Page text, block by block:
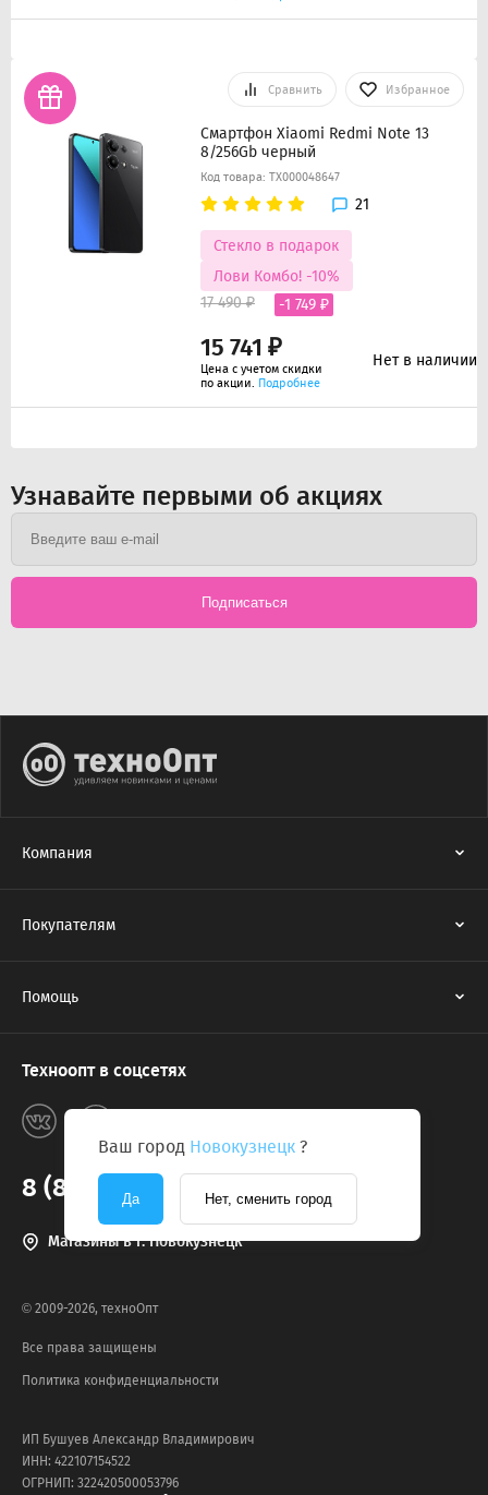
Сравнить Избранное
Смартфон Xiaomi Redmi Note 13
8/256Gb черный
Код товара: ТХ000048647
21
Стекло в подарок
Лови Комбо! -10%
15 741 ₽
17 490 ₽ -1 749 ₽
Цена с учетом скидки
по акции. Подробнее
Нет в наличии
Узнавайте первыми об акциях
Подписаться
Ваш город Новокузнецк ?
Да Нет, сменить город
Компания
Покупателям
Помощь
Техноопт в соцсетях
8 (800) 775-2131
Магазины в г. Новокузнецк
© 2009-2026, техноОпт
Все права защищены
Политика конфиденциальности
ИП Бушуев Александр Владимирович
ИНН: 422107154522
ОГРНИП: 322420500053796